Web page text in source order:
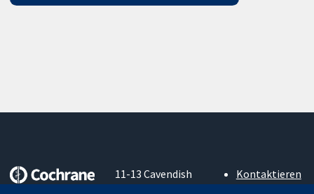
11-13 Cavendish
Kontaktieren